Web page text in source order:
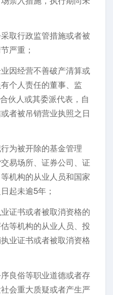
取行政监管措施或者被
严重；
因经营不善破产清算或
个人责任的董事、监
伙人或其委派代表，自
者被吊销营业执照之日
为被开除的基金管理
易场所、证券公司、证
机构的从业人员和国家
起未逾5年；
证书或者被取消资格的
等机构的从业人员、投
业证书或者被取消资格
良俗等职业道德或者存
会重大质疑或者产生严